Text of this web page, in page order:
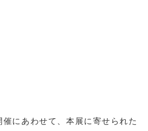
にあわせて、本展に寄せられた